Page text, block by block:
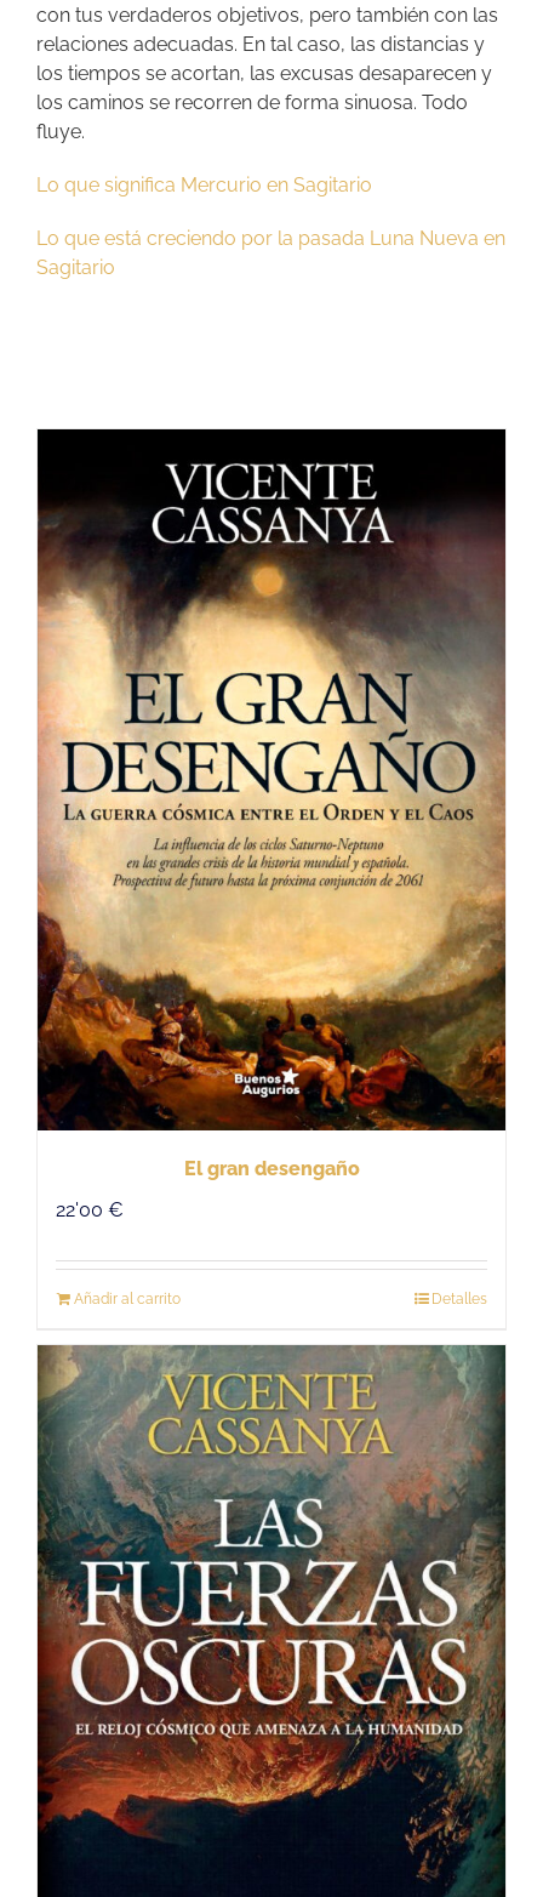
con tus verdaderos objetivos, pero también con las
relaciones adecuadas. En tal caso, las distancias y
los tiempos se acortan, las excusas desaparecen y
los caminos se recorren de forma sinuosa. Todo
fluye.
Lo que significa Mercurio en Sagitario
Lo que está creciendo por la pasada Luna Nueva en
Sagitario
El gran desengaño
22'00 €
Añadir al carrito Detalles